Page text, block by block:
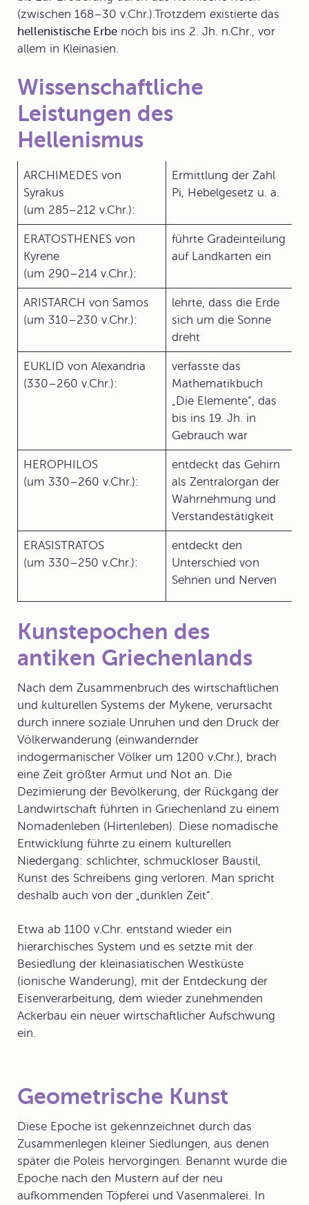
(zwischen 168–30 v.Chr.).Trotzdem existierte das
hellenistische Erbe noch bis ins 2. Jh. n.Chr., vor
allem in Kleinasien.
Wissenschaftliche
Leistungen des
Hellenismus
ARCHIMEDES von
Syrakus
(um 285–212 v.Chr.):
Ermittlung der Zahl
Pi, Hebelgesetz u. a.
ERATOSTHENES von
Kyrene
(um 290–214 v.Chr.):
führte Gradeinteilung
auf Landkarten ein
ARISTARCH von Samos
(um 310–230 v.Chr.):
lehrte, dass die Erde
sich um die Sonne
dreht
EUKLID von Alexandria
(330–260 v.Chr.):
verfasste das
Mathematikbuch
„Die Elemente“, das
bis ins 19. Jh. in
Gebrauch war
HEROPHILOS
(um 330–260 v.Chr.):
entdeckt das Gehirn
als Zentralorgan der
Wahrnehmung und
Verstandestätigkeit
ERASISTRATOS
(um 330–250 v.Chr.):
entdeckt den
Unterschied von
Sehnen und Nerven
Kunstepochen des
antiken Griechenlands
Nach dem Zusammenbruch des wirtschaftlichen
und kulturellen Systems der Mykene, verursacht
durch innere soziale Unruhen und den Druck der
Völkerwanderung (einwandernder
indogermanischer Völker um 1200 v.Chr.), brach
eine Zeit größter Armut und Not an. Die
Dezimierung der Bevölkerung, der Rückgang der
Landwirtschaft führten in Griechenland zu einem
Nomadenleben (Hirtenleben). Diese nomadische
Entwicklung führte zu einem kulturellen
Niedergang: schlichter, schmuckloser Baustil,
Kunst des Schreibens ging verloren. Man spricht
deshalb auch von der „dunklen Zeit“.
Etwa ab 1100 v.Chr. entstand wieder ein
hierarchisches System und es setzte mit der
Besiedlung der kleinasiatischen Westküste
(ionische Wanderung), mit der Entdeckung der
Eisenverarbeitung, dem wieder zunehmenden
Ackerbau ein neuer wirtschaftlicher Aufschwung
ein.
Geometrische Kunst
Diese Epoche ist gekennzeichnet durch das
Zusammenlegen kleiner Siedlungen, aus denen
später die Poleis hervorgingen. Benannt wurde die
Epoche nach den Mustern auf der neu
aufkommenden Töpferei und Vasenmalerei. In